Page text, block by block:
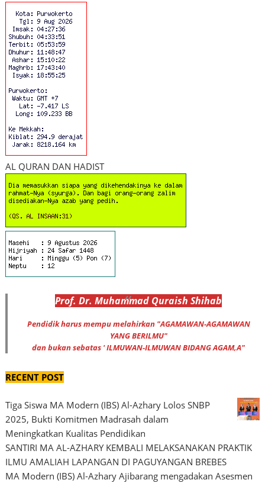
AL QURAN DAN HADIST
Prof. Dr. Muhammad Quraish Shihab
Pendidik harus mempu melahirkan "AGAMAWAN-AGAMAWAN
YANG BERILMU"
dan bukan sebatas ' ILMUWAN-ILMUWAN BIDANG AGAM,A"
RECENT POST
Tiga Siswa MA Modern (IBS) Al-Azhary Lolos SNBP
2025, Bukti Komitmen Madrasah dalam
Meningkatkan Kualitas Pendidikan
SANTIRI MA AL-AZHARY KEMBALI MELAKSANAKAN PRAKTIK
ILMU AMALIAH LAPANGAN DI PAGUYANGAN BREBES
MA Modern (IBS) Al-Azhary Ajibarang mengadakan Asesmen